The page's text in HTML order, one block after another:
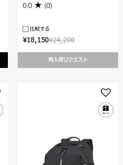
¥24,200
¥18,150
再入荷リクエスト
0.0 (0)
比較する